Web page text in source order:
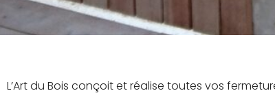
L’Art du Bois conçoit et réalise toutes vos